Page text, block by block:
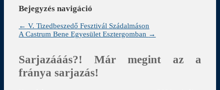
Bejegyzés navigáció
← V. Tizedbeszedő Fesztivál Szádalmáson
A Castrum Bene Egyesület Esztergomban →
Sarjazááás?! Már megint az a
fránya sarjazás!